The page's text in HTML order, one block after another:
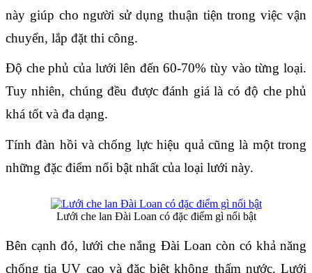
này giúp cho người sử dụng thuận tiện trong việc vận
chuyển, lắp đặt thi công.
Độ che phủ của lưới lên đến 60-70% tùy vào từng loại.
Tuy nhiên, chúng đều được đánh giá là có độ che phủ
khá tốt và đa dạng.
Tính đàn hồi và chống lực hiệu quả cũng là một trong
những đặc điểm nổi bật nhất của loại lưới này.
Lưới che lan Đài Loan có đặc điểm gì nổi bật
Bên cạnh đó, lưới che nắng Đài Loan còn có khả năng
chống tia UV cao và đặc biệt không thấm nước. Lưới